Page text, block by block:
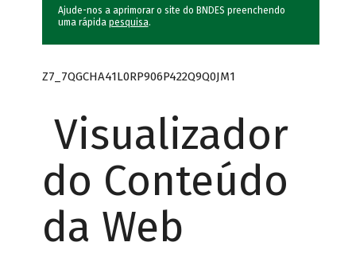
Ajude-nos a aprimorar o site do BNDES preenchendo
uma rápida pesquisa.
Z7_7QGCHA41L0RP906P422Q9Q0JM1
Visualizador
do Conteúdo
da Web